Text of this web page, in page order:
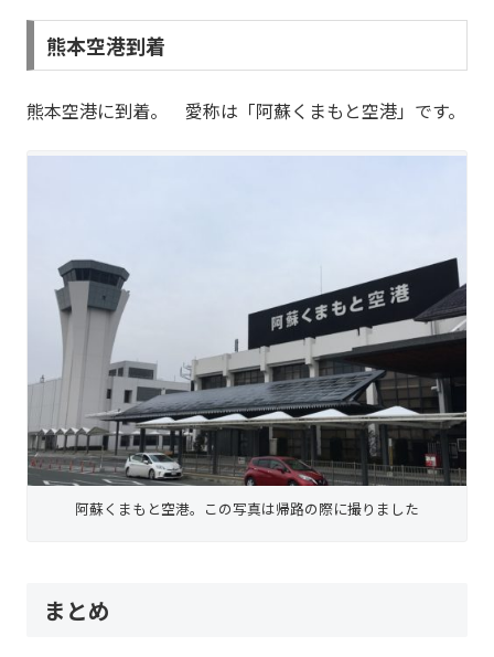
熊本空港到着
熊本空港に到着。 愛称は「阿蘇くまもと空港」です。
阿蘇くまもと空港。この写真は帰路の際に撮りました
まとめ